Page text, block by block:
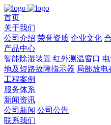
首页
关于我们
公司介绍 荣誉资质 企业文化
产品中心
智能除湿装置 红外测温窗口
地及短路故障指示器 局部放电
工程案例
服务体系
新闻资讯
公司新闻 公司公告
联系我们